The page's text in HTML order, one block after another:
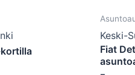
Keski-
Fiat